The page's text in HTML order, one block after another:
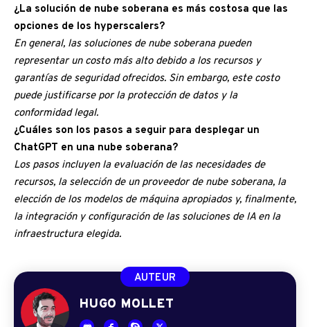
¿La solución de nube soberana es más costosa que las
opciones de los hyperscalers?
En general, las soluciones de nube soberana pueden
representar un costo más alto debido a los recursos y
garantías de seguridad ofrecidos. Sin embargo, este costo
puede justificarse por la protección de datos y la
conformidad legal.
¿Cuáles son los pasos a seguir para desplegar un
ChatGPT en una nube soberana?
Los pasos incluyen la evaluación de las necesidades de
recursos, la selección de un proveedor de nube soberana, la
elección de los modelos de máquina apropiados y, finalmente,
la integración y configuración de las soluciones de IA en la
infraestructura elegida.
AUTEUR
HUGO MOLLET